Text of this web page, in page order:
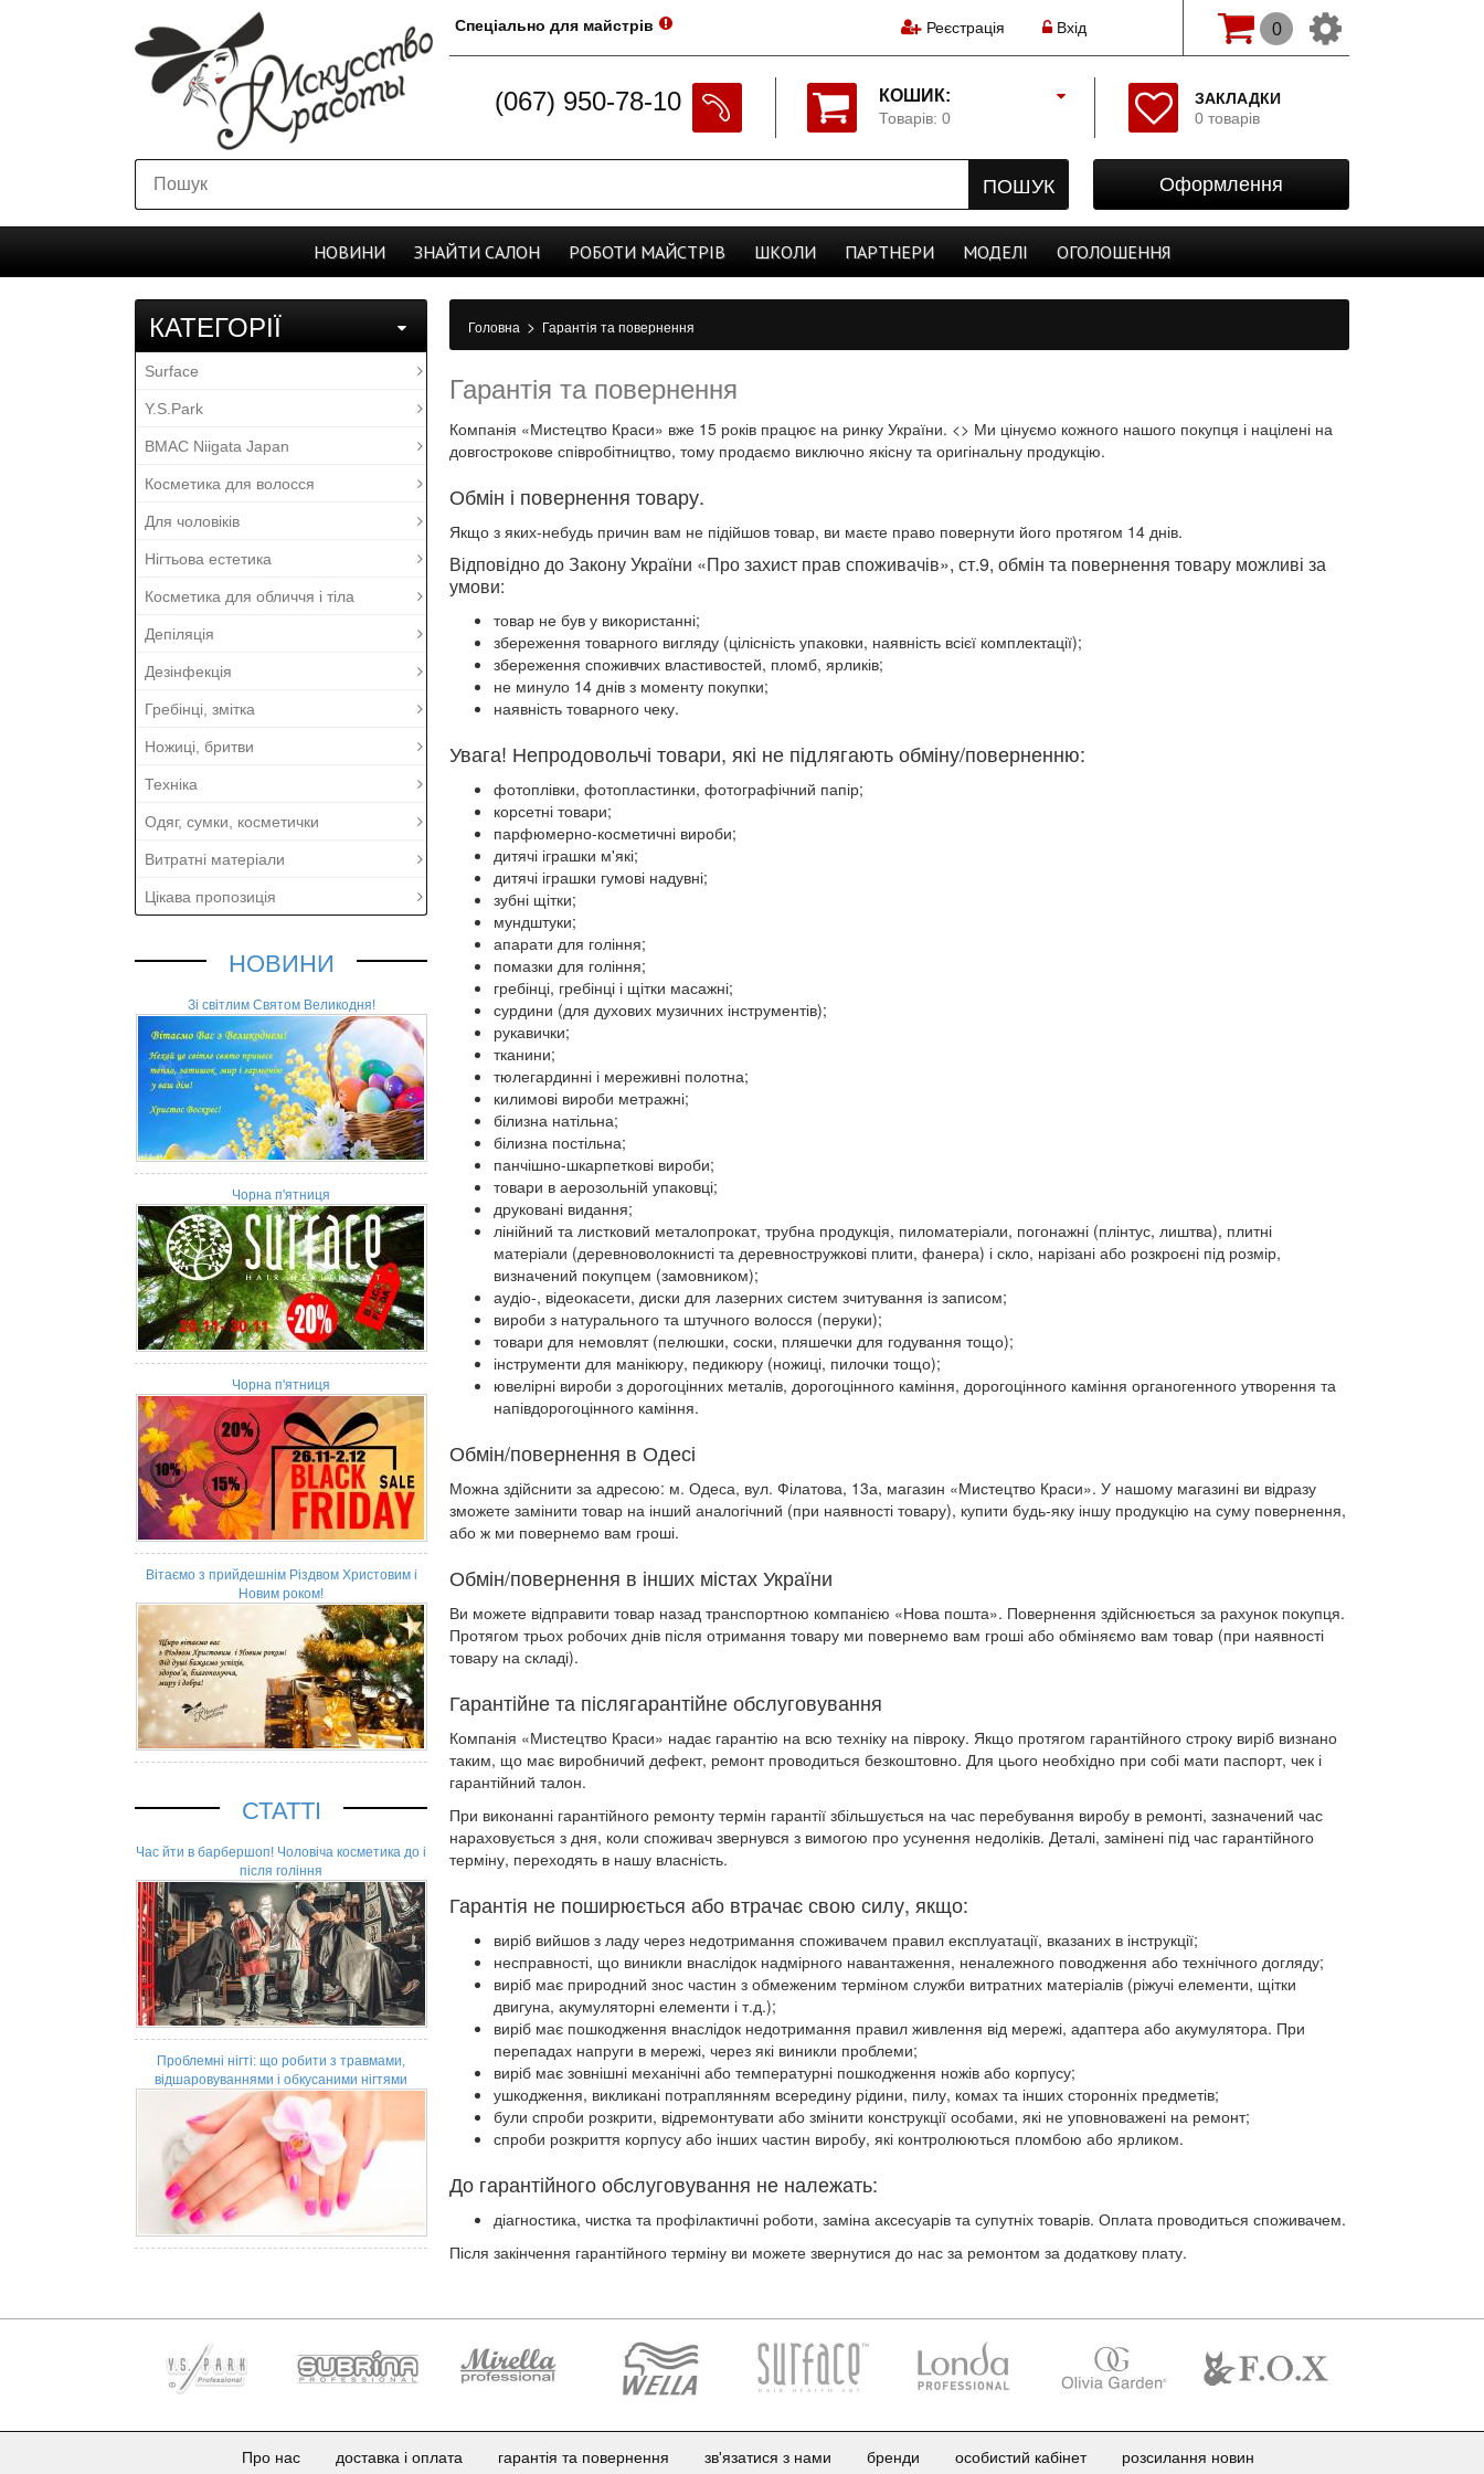
Реєстрація Вхід
Спеціально для майстрів
КОШИК:
Товарів: 0
ПОШУК
(067) 950-78-10
Оформлення
ЗАКЛАДКИ
0 товарів
0
Початок
Реєстрація
Закладки
НОВИНИ ЗНАЙТИ CАЛОН РОБОТИ МАЙСТРІВ ШКОЛИ ПАРТНЕРИ МОДЕЛІ ОГОЛОШЕННЯ
КАТЕГОРІЇ
Surface
Y.S.Park
BMAC Niigata Japan
Косметика для волосся
Для чоловіків
Нігтьова естетика
Косметика для обличчя і тіла
Депіляція
Дезінфекція
Гребінці, змітка
Ножиці, бритви
Техніка
Одяг, сумки, косметички
Витратні матеріали
Цікава пропозиція
НОВИНИ
Зі світлим Святом Великодня!
Чорна п'ятниця
Чорна п'ятниця
Вітаємо з прийдешнім Різдвом Христовим і
Новим роком!
СТАТТІ
Час йти в барбершоп! Чоловіча косметика до і
після гоління
Проблемні нігті: що робити з травмами,
відшаровуваннями і обкусаними нігтями
Головна > Гарантія та повернення
Гарантія та повернення
Компанія «Мистецтво Краси» вже 15 років працює на ринку України. <> Ми цінуємо кожного нашого покупця і націлені на
довгострокове співробітництво, тому продаємо виключно якісну та оригінальну продукцію.
Обмін і повернення товару.
Якщо з яких-небудь причин вам не підійшов товар, ви маєте право повернути його протягом 14 днів.
Відповідно до Закону України «Про захист прав споживачів», ст.9, обмін та повернення товару можливі за
умови:
товар не був у використанні;
збереження товарного вигляду (цілісність упаковки, наявність всієї комплектації);
збереження споживчих властивостей, пломб, ярликів;
не минуло 14 днів з моменту покупки;
наявність товарного чеку.
Увага! Непродовольчі товари, які не підлягають обміну/поверненню:
фотоплівки, фотопластинки, фотографічний папір;
корсетні товари;
парфюмерно-косметичні вироби;
дитячі іграшки м'які;
дитячі іграшки гумові надувні;
зубні щітки;
мундштуки;
апарати для гоління;
помазки для гоління;
гребінці, гребінці і щітки масажні;
сурдини (для духових музичних інструментів);
рукавички;
тканини;
тюлегардинні і мереживні полотна;
килимові вироби метражні;
білизна натільна;
білизна постільна;
панчішно-шкарпеткові вироби;
товари в аерозольній упаковці;
друковані видання;
лінійний та листковий металопрокат, трубна продукція, пиломатеріали, погонажні (плінтус, лиштва), плитні
матеріали (деревноволокнисті та деревностружкові плити, фанера) і скло, нарізані або розкроєні під розмір,
визначений покупцем (замовником);
аудіо-, відеокасети, диски для лазерних систем зчитування із записом;
вироби з натурального та штучного волосся (перуки);
товари для немовлят (пелюшки, соски, пляшечки для годування тощо);
інструменти для манікюру, педикюру (ножиці, пилочки тощо);
ювелірні вироби з дорогоцінних металів, дорогоцінного каміння, дорогоцінного каміння органогенного утворення та
напівдорогоцінного каміння.
Обмін/повернення в Одесі
Можна здійснити за адресою: м. Одеса, вул. Філатова, 13а, магазин «Мистецтво Краси». У нашому магазині ви відразу
зможете замінити товар на інший аналогічний (при наявності товару), купити будь-яку іншу продукцію на суму повернення,
або ж ми повернемо вам гроші.
Обмін/повернення в інших містах України
Ви можете відправити товар назад транспортною компанією «Нова пошта». Повернення здійснюється за рахунок покупця.
Протягом трьох робочих днів після отримання товару ми повернемо вам гроші або обміняємо вам товар (при наявності
товару на складі).
Гарантійне та післягарантійне обслуговування
Компанія «Мистецтво Краси» надає гарантію на всю техніку на півроку. Якщо протягом гарантійного строку виріб визнано
таким, що має виробничий дефект, ремонт проводиться безкоштовно. Для цього необхідно при собі мати паспорт, чек і
гарантійний талон.
При виконанні гарантійного ремонту термін гарантії збільшується на час перебування виробу в ремонті, зазначений час
нараховується з дня, коли споживач звернувся з вимогою про усунення недоліків. Деталі, замінені під час гарантійного
терміну, переходять в нашу власність.
Гарантія не поширюється або втрачає свою силу, якщо:
виріб вийшов з ладу через недотримання споживачем правил експлуатації, вказаних в інструкції;
несправності, що виникли внаслідок надмірного навантаження, неналежного поводження або технічного догляду;
виріб має природний знос частин з обмеженим терміном служби витратних матеріалів (ріжучі елементи, щітки
двигуна, акумуляторні елементи і т.д.);
виріб має пошкодження внаслідок недотримання правил живлення від мережі, адаптера або акумулятора. При
перепадах напруги в мережі, через які виникли проблеми;
виріб має зовнішні механічні або температурні пошкодження ножів або корпусу;
ушкодження, викликані потраплянням всередину рідини, пилу, комах та інших сторонніх предметів;
були спроби розкрити, відремонтувати або змінити конструкції особами, які не уповноважені на ремонт;
спроби розкриття корпусу або інших частин виробу, які контролюються пломбою або ярликом.
До гарантійного обслуговування не належать:
діагностика, чистка та профілактичні роботи, заміна аксесуарів та супутніх товарів. Оплата проводиться споживачем.
Після закінчення гарантійного терміну ви можете звернутися до нас за ремонтом за додаткову плату.
Про нас доставка і оплата гарантія та повернення зв'язатися з нами бренди особистий кабінет розсилання новин